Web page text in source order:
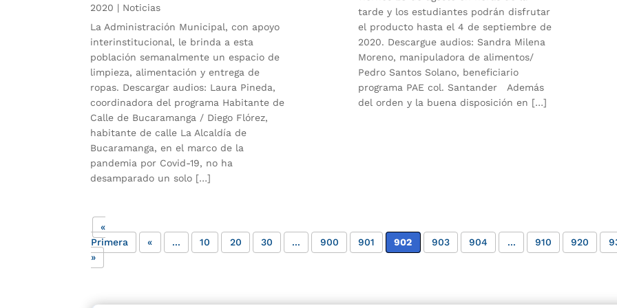
2020 | Noticias
La Administración Municipal, con apoyo
interinstitucional, le brinda a esta
población semanalmente un espacio de
limpieza, alimentación y entrega de
ropas. Descargar audios: Laura Pineda,
coordinadora del programa Habitante de
Calle de Bucaramanga / Diego Flórez,
habitante de calle La Alcaldía de
Bucaramanga, en el marco de la
pandemia por Covid-19, no ha
desamparado un solo […]
tarde y los estudiantes podrán disfrutar
el producto hasta el 4 de septiembre de
2020. Descargue audios: Sandra Milena
Moreno, manipuladora de alimentos/
Pedro Santos Solano, beneficiario
programa PAE col. Santander Además
del orden y la buena disposición en […]
«
Primera
« ... 10 20 30 ... 900 901 902 903 904 ... 910 920
»